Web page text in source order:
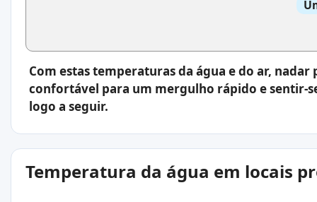
Com estas temperaturas da água e do ar,
confortável para um mergulho rápido e sentir-
logo a seguir.
Temperatura da água em locais